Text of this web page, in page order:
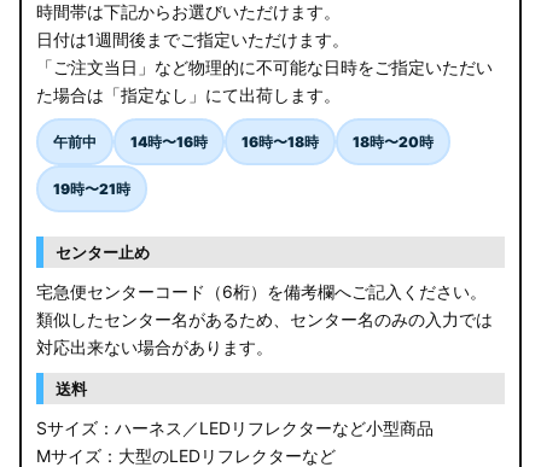
ZCEDS/ZDEDS/ZCDDS/ZDDDS スイフト
AZSH36W/AZSH37W クラウンスポーツ
LA400K コペン
汎用LEDバルブ
アウトレット
JB64W/JB74W/JC74W ジムニー/シエラ/ノマド
時間帯は下記からお選びいただけます。
日付は1週間後までご指定いただけます。
「ご注文当日」など物理的に不可能な日時をご指定いただい
た場合は「指定なし」にて出荷します。
午前中 14時〜16時 16時〜18時 18時〜20時
19時〜21時
センター止め
宅急便センターコード（6桁）を備考欄へご記入ください。
類似したセンター名があるため、センター名のみの入力では
対応出来ない場合があります。
送料
Sサイズ：ハーネス／LEDリフレクターなど小型商品
Mサイズ：大型のLEDリフレクターなど